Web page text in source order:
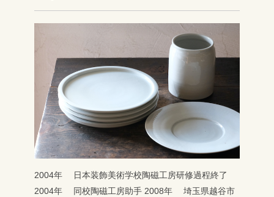
2004年 日本装飾美術学校陶磁工房研修過程終了
2004年 同校陶磁工房助手 2008年 埼玉県越谷市